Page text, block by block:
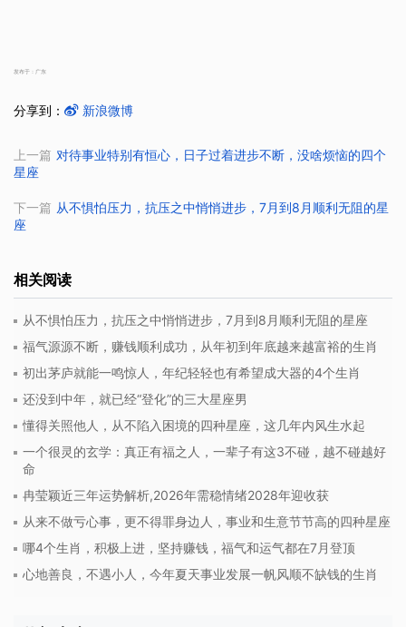
发布于：广东
分享到： 新浪微博
上一篇 对待事业特别有恒心，日子过着进步不断，没啥烦恼的四个
星座
下一篇 从不惧怕压力，抗压之中悄悄进步，7月到8月顺利无阻的星
座
相关阅读
从不惧怕压力，抗压之中悄悄进步，7月到8月顺利无阻的星座
福气源源不断，赚钱顺利成功，从年初到年底越来越富裕的生肖
初出茅庐就能一鸣惊人，年纪轻轻也有希望成大器的4个生肖
还没到中年，就已经“登化”的三大星座男
懂得关照他人，从不陷入困境的四种星座，这几年内风生水起
一个很灵的玄学：真正有福之人，一辈子有这3不碰，越不碰越好
命
冉莹颖近三年运势解析,2026年需稳情绪2028年迎收获
从来不做亏心事，更不得罪身边人，事业和生意节节高的四种星座
哪4个生肖，积极上进，坚持赚钱，福气和运气都在7月登顶
心地善良，不遇小人，今年夏天事业发展一帆风顺不缺钱的生肖